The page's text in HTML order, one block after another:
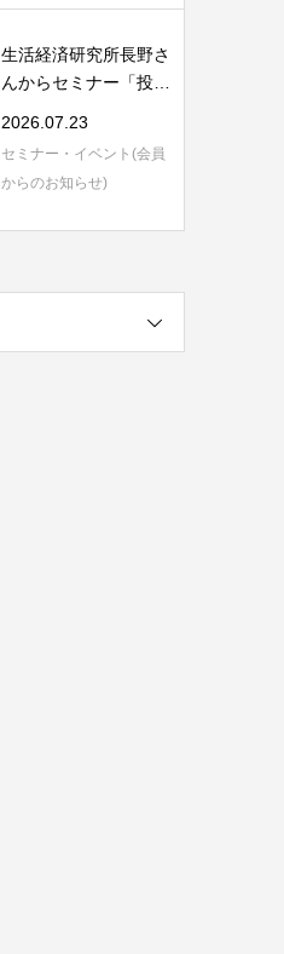
生活経済研究所長野さ
んからセミナー「投資
2026.07.23
セミナー・イベント(会員
からのお知らせ)